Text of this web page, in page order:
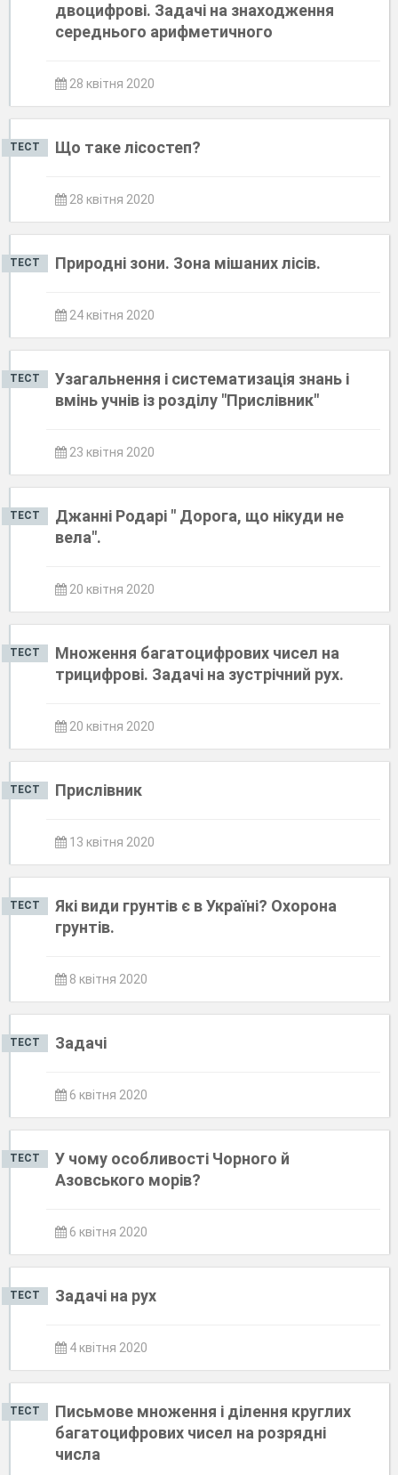
двоцифрові. Задачі на знаходження
середнього арифметичного
28 квітня 2020
ТЕСТ Що таке лісостеп?
28 квітня 2020
ТЕСТ Природні зони. Зона мішаних лісів.
24 квітня 2020
ТЕСТ
Узагальнення і систематизація знань і
вмінь учнів із розділу "Прислівник"
23 квітня 2020
ТЕСТ
Джанні Родарі " Дорога, що нікуди не
вела".
20 квітня 2020
ТЕСТ
Множення багатоцифрових чисел на
трицифрові. Задачі на зустрічний рух.
20 квітня 2020
ТЕСТ Прислівник
13 квітня 2020
ТЕСТ
Які види грунтів є в Україні? Охорона
грунтів.
8 квітня 2020
ТЕСТ Задачі
6 квітня 2020
ТЕСТ
У чому особливості Чорного й
Азовського морів?
6 квітня 2020
ТЕСТ Задачі на рух
4 квітня 2020
ТЕСТ
Письмове множення і ділення круглих
багатоцифрових чисел на розрядні
числа